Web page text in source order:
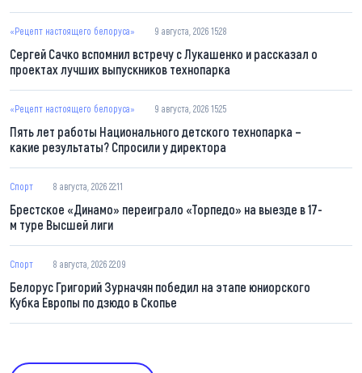
«Рецепт настоящего белоруса» 9 августа, 2026 15:28
Сергей Сачко вспомнил встречу с Лукашенко и рассказал о
проектах лучших выпускников технопарка
«Рецепт настоящего белоруса» 9 августа, 2026 15:25
Пять лет работы Национального детского технопарка –
какие результаты? Спросили у директора
Спорт 8 августа, 2026 22:11
Брестское «Динамо» переиграло «Торпедо» на выезде в 17-
м туре Высшей лиги
Спорт 8 августа, 2026 22:09
Белорус Григорий Зурначян победил на этапе юниорского
Кубка Европы по дзюдо в Скопье